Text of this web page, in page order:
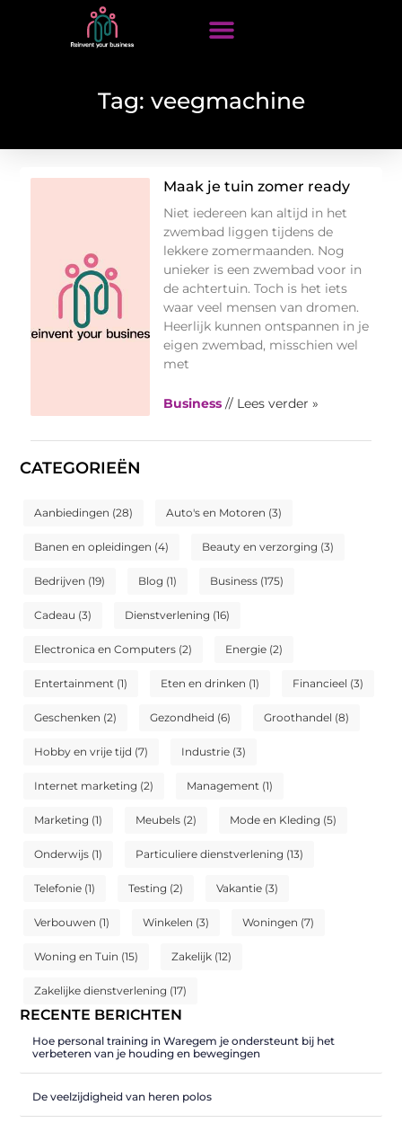
Tag: veegmachine
CATEGORIEËN
Aanbiedingen (28) Auto's en Motoren (3)
Banen en opleidingen (4) Beauty en verzorging (3)
Bedrijven (19) Blog (1) Business (175)
Cadeau (3) Dienstverlening (16)
Electronica en Computers (2) Energie (2)
Entertainment (1) Eten en drinken (1) Financieel (3)
Geschenken (2) Gezondheid (6) Groothandel (8)
Hobby en vrije tijd (7) Industrie (3)
Internet marketing (2) Management (1)
Marketing (1) Meubels (2) Mode en Kleding (5)
Onderwijs (1) Particuliere dienstverlening (13)
Telefonie (1) Testing (2) Vakantie (3)
Verbouwen (1) Winkelen (3) Woningen (7)
Woning en Tuin (15) Zakelijk (12)
Zakelijke dienstverlening (17)
RECENTE BERICHTEN
Hoe personal training in Waregem je ondersteunt bij het
verbeteren van je houding en bewegingen
De veelzijdigheid van heren polos
Maak je tuin zomer ready
Niet iedereen kan altijd in het
zwembad liggen tijdens de
lekkere zomermaanden. Nog
unieker is een zwembad voor in
de achtertuin. Toch is het iets
waar veel mensen van dromen.
Heerlijk kunnen ontspannen in je
eigen zwembad, misschien wel
met
Business // Lees verder »